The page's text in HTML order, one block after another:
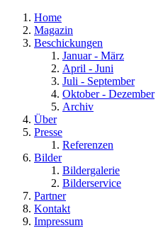
Home
Magazin
Beschickungen
Januar - März
April - Juni
Juli - September
Oktober - Dezember
Archiv
Über
Presse
Referenzen
Bilder
Bildergalerie
Bilderservice
Partner
Kontakt
Impressum